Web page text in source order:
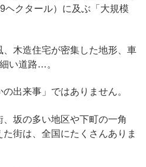
ヘクタール）に及ぶ「大規模
木造住宅が密集した地形、車
い道路…。
出来事」ではありません。
坂の多い地区や下町の一角
街は、全国にたくさんありま